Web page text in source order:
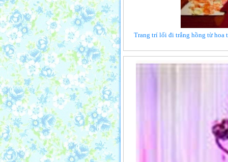
Trang trí lối đi trắng hồng từ hoa